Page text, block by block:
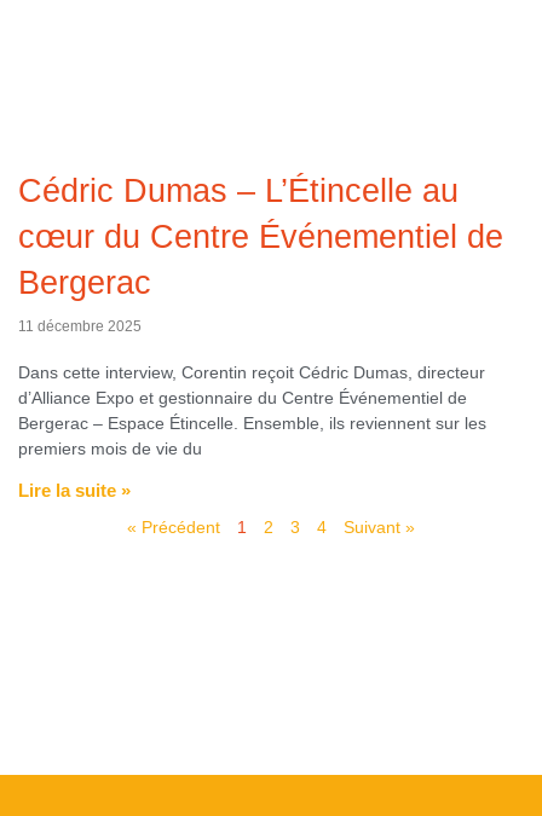
Cédric Dumas – L’Étincelle au
cœur du Centre Événementiel de
Bergerac
11 décembre 2025
Dans cette interview, Corentin reçoit Cédric Dumas, directeur
d’Alliance Expo et gestionnaire du Centre Événementiel de
Bergerac – Espace Étincelle. Ensemble, ils reviennent sur les
premiers mois de vie du
Lire la suite »
« Précédent 1 2 3 4 Suivant »